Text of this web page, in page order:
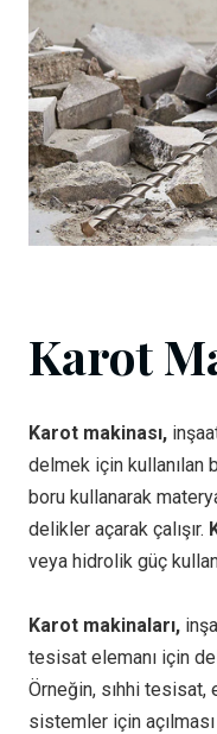
Karot
Karot makinası,
delmek için kullanılan
boru kullanarak
delikler açarak çalışır.
veya hidrolik güç
Karot makinaları,
tesisat elemanı için
Örneğin, sıhhi tesisat,
sistemler için